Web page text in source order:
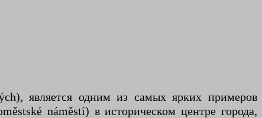
является одним из самых ярких примеров
náměstí) в историческом центре города,